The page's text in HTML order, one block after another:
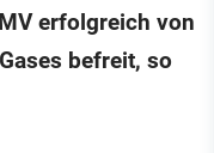
erfolgreich von
befreit, so